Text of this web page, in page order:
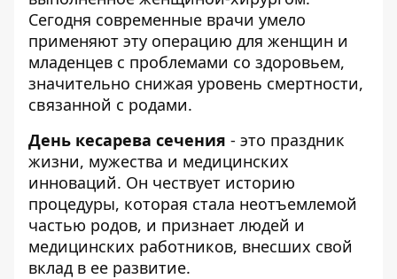
Сегодня современные врачи умело
применяют эту операцию для женщин и
младенцев с проблемами со здоровьем,
значительно снижая уровень смертности,
связанной с родами.
День кесарева сечения - это праздник
жизни, мужества и медицинских
инноваций. Он чествует историю
процедуры, которая стала неотъемлемой
частью родов, и признает людей и
медицинских работников, внесших свой
вклад в ее развитие.